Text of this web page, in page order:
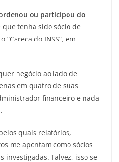
ou participou do
que tenha sido sócio de
“Careca do INSS”, em
negócio ao lado de
em quatro de suas
financeiro e nada
quais relatórios,
me apontam como sócios
investigadas. Talvez, isso se